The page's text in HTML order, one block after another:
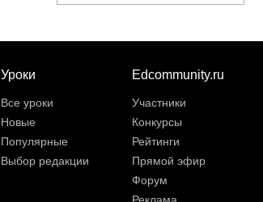
Уроки
Все уроки
Новые
Популярные
Выбор редакции
Edcommunity.ru
Участники
Конкурсы
Рейтинги
Прямой эфир
Форум
Реклама